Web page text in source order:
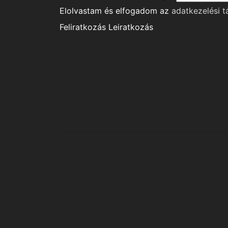
Elolvastam és elfogadom az adatkezelési
Feliratkozás Leiratkozás